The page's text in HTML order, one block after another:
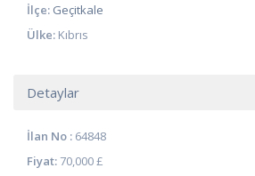
İlçe: Geçitkale
Ülke: Kıbrıs
Detaylar
İlan No : 64848
Fiyat: 70,000 £